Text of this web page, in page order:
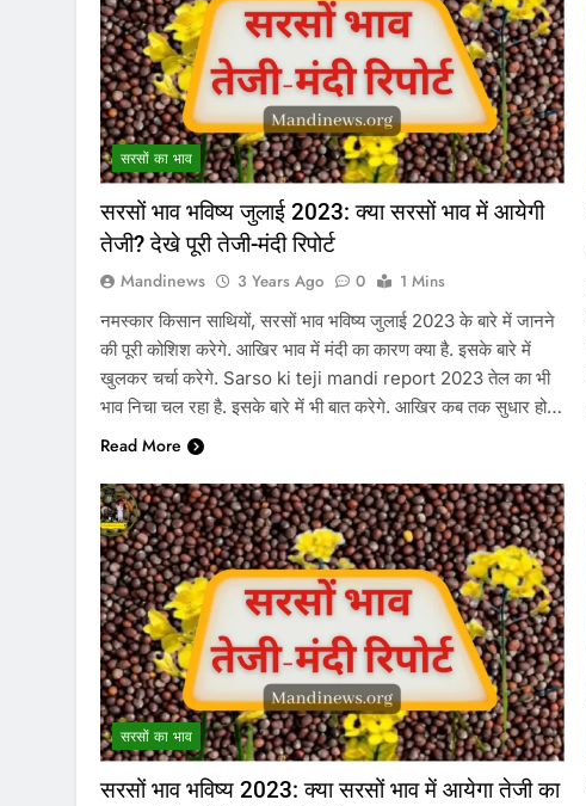
सरसों का भाव
सरसों भाव भविष्य जुलाई 2023: क्या सरसों भाव में आयेगी
तेजी? देखे पूरी तेजी-मंदी रिपोर्ट
Mandinews 3 Years Ago 0
1 Mins
नमस्कार किसान साथियों, सरसों भाव भविष्य जुलाई 2023 के बारे में जानने
की पूरी कोशिश करेगे. आखिर भाव में मंदी का कारण क्या है. इसके बारे में
खुलकर चर्चा करेगे. Sarso ki teji mandi report 2023 तेल का भी
भाव निचा चल रहा है. इसके बारे में भी बात करेगे. आखिर कब तक सुधार हो…
Read More
सरसों का भाव
सरसों भाव भविष्य 2023: क्या सरसों भाव में आयेगा तेजी का